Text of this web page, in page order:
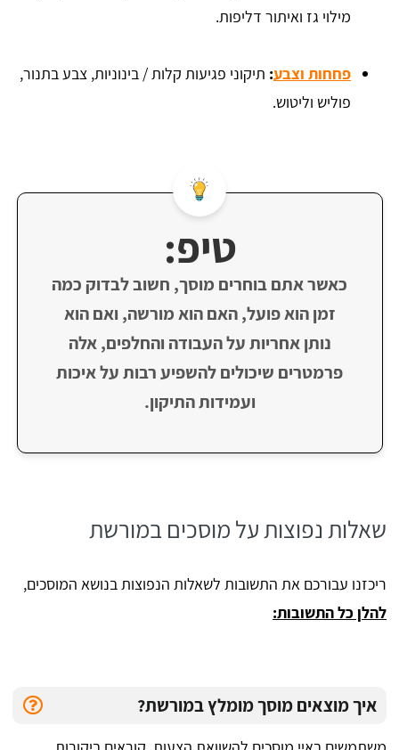
מילוי גז ואיתור דליפות.
פחחות וצבע: תיקוני פגיעות קלות / בינוניות, צבע בתנור,
פוליש וליטוש.
טיפ:
כאשר אתם בוחרים מוסך, חשוב לבדוק כמה
זמן הוא פועל, האם הוא מורשה, ואם הוא
נותן אחריות על העבודה והחלפים, אלה
פרמטרים שיכולים להשפיע רבות על איכות
ועמידות התיקון.
שאלות נפוצות על מוסכים במורשת
​ריכזנו עבורכם את התשובות לשאלות הנפוצות בנושא המוסכים,
להלן כל התשובות:
איך מוצאים מוסך מומלץ במורשת?